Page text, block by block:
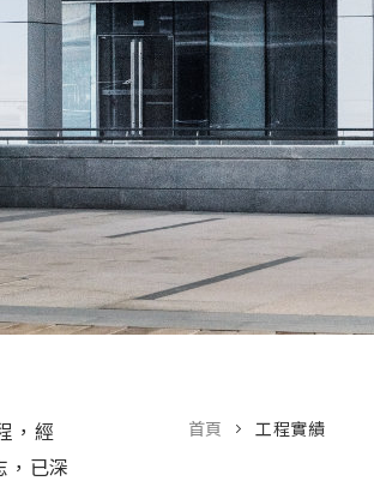
，經
，已深
首頁 工程實績